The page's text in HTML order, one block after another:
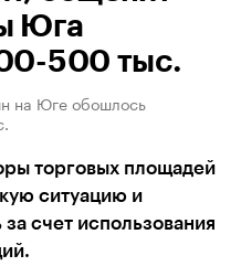
Юга
500 тыс.
на Юге обошлось
торговых площадей
ситуацию и
счет использования